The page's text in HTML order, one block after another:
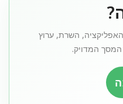
השרת, ערוץ
המדויק.